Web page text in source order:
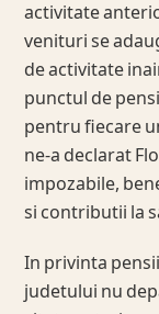
activitate
venituri se
de activitate
punctul de
pentru fiecare
ne-a declarat
impozabile,
si contributii la
In privinta
judetului nu